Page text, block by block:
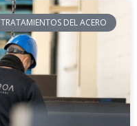
TRATAMIENTOS DEL ACERO